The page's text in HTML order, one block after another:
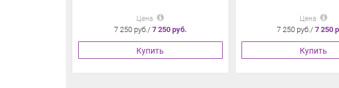
Цена
7 250 руб./ 7 250 руб.
Купить
Цена
7 250 руб./7 250
Купить